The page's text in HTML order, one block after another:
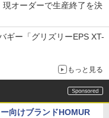
オーダーで生産終了を決
ギー「グリズリーEPS XT-
もっと見る
向けブランドHOMUR